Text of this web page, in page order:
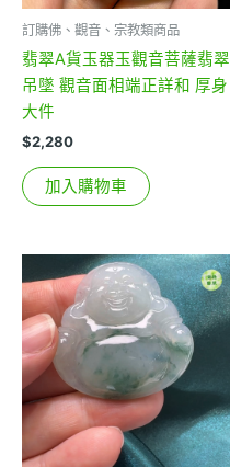
訂購佛、觀音、宗教類商品
翡翠A貨玉器玉觀音菩薩翡翠
吊墜 觀音面相端正詳和 厚身
大件
$2,280
加入購物車